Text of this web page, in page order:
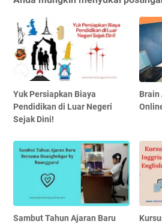
Yuk Persiapkan Biaya
Pendidikan di Luar Negeri
Sejak Dini!
Brain
Sambut Tahun Ajaran Baru